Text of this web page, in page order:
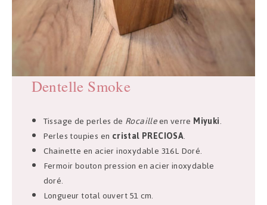
Dentelle Smoke
Tissage de perles de Rocailleen verre Miyuki.
Perles toupies en cristal PRECIOSA.
Chainette en acier inoxydable 316L Doré.
Fermoir bouton pression en acier inoxydable
doré.
Longueur total ouvert 51 cm.